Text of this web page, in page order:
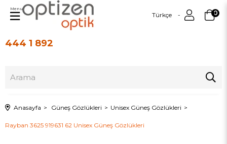
444 1 892
Türkçe 0
Menu
Anasayfa Güneş Gözlükleri Unisex Güneş Gözlükleri
Rayban 3625 919631 62 Unisex Güneş Gözlükleri